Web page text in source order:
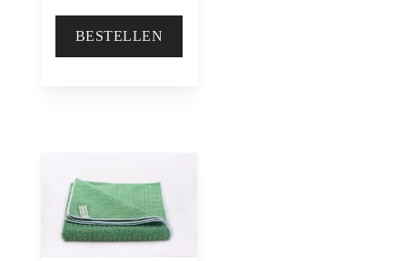
BESTELLEN